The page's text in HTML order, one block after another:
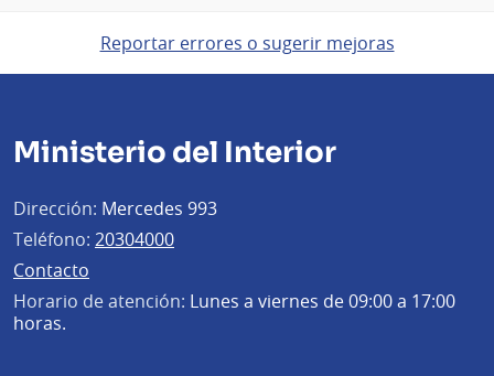
Reportar errores o sugerir mejoras
Ministerio del Interior
Dirección: Mercedes 993
Teléfono: 20304000
Contacto
Horario de atención: Lunes a viernes de 09:00 a 17:00
horas.